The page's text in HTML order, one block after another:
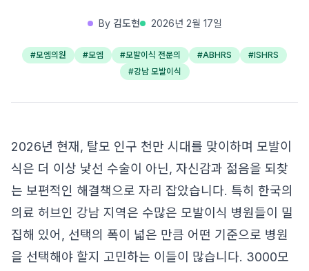
By 김도현 2026년 2월 17일
#모엠의원 #모엠 #모발이식 전문의 #ABHRS #ISHRS
#강남 모발이식
2026년 현재, 탈모 인구 천만 시대를 맞이하며 모발이
식은 더 이상 낯선 수술이 아닌, 자신감과 젊음을 되찾
는 보편적인 해결책으로 자리 잡았습니다. 특히 한국의
의료 허브인 강남 지역은 수많은 모발이식 병원들이 밀
집해 있어, 선택의 폭이 넓은 만큼 어떤 기준으로 병원
을 선택해야 할지 고민하는 이들이 많습니다. 3000모